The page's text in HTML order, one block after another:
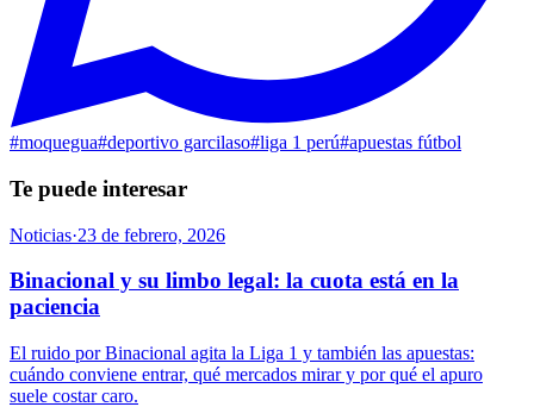
#moquegua#deportivo garcilaso#liga 1 perú#apuestas fútbol
Te puede interesar
Noticias·23 de febrero, 2026
Binacional y su limbo legal: la cuota está en la
paciencia
El ruido por Binacional agita la Liga 1 y también las apuestas:
cuándo conviene entrar, qué mercados mirar y por qué el apuro
suele costar caro.